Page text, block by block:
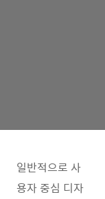
일반적으로 사
용자 중심 디자